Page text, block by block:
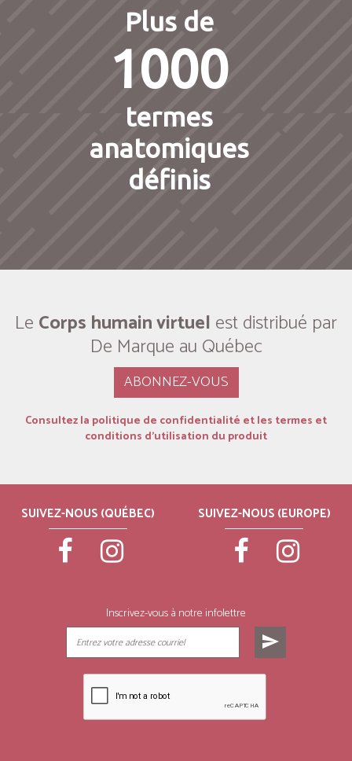
Plus de
1000
termes
anatomiques
définis
Le Corps humain virtuel est distribué par
De Marque au Québec
ABONNEZ-VOUS
Consultez la politique de confidentialité et les termes et
conditions d’utilisation du produit
SUIVEZ-NOUS (QUÉBEC) SUIVEZ-NOUS (EUROPE)
Inscrivez-vous à notre infolettre
send